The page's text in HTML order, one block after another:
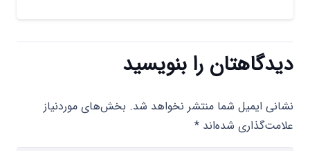
دیدگاهتان را بنویسید
نشانی ایمیل شما منتشر نخواهد شد. بخش‌های موردنیاز
علامت‌گذاری شده‌اند *